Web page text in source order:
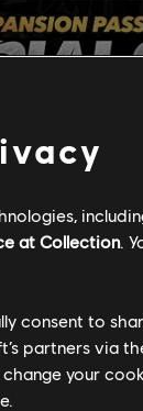
at Collection.
consent to
partners via
your